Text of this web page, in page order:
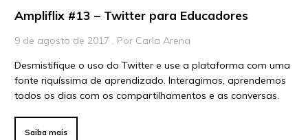
Ampliflix #13 – Twitter para Educadores
9 de agosto de 2017 . Por Carla Arena
Desmistifique o uso do Twitter e use a plataforma com uma
fonte riquíssima de aprendizado. Interagimos, aprendemos
todos os dias com os compartilhamentos e as conversas.
Saiba mais